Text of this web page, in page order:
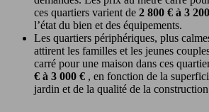
ces quartiers varient de 2 800 € à 3
l’état du bien et des équipements.
Les quartiers périphériques, plus
attirent les familles et les jeunes
carré pour une maison dans ces
€ à 3 000 € , en fonction de la
jardin et de la qualité de la